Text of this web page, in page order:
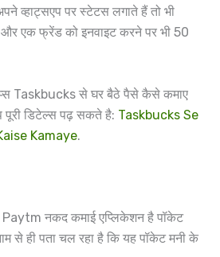
व्हाट्सएप पर स्टेटस लगाते हैं तो भी
एक फ्रेंड को इनवाइट करने पर भी 50
Taskbucks से घर बैठे पैसे कैसे कमाए
पूरी डिटेल्स पढ़ सकते है: Taskbucks Se
Kamaye.
Paytm नकद कमाई एप्लिकेशन है पॉकेट
से ही पता चल रहा है कि यह पॉकेट मनी के